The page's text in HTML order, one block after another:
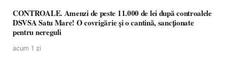
CONTROALE. Amenzi de peste 11.000 de lei după controalele
DSVSA Satu Mare! O covrigărie și o cantină, sancționate
pentru nereguli
acum 1 zi